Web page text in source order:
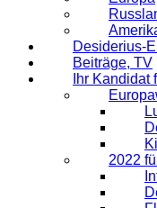
Desiderius-
Beiträge, TV
Ihr
2022